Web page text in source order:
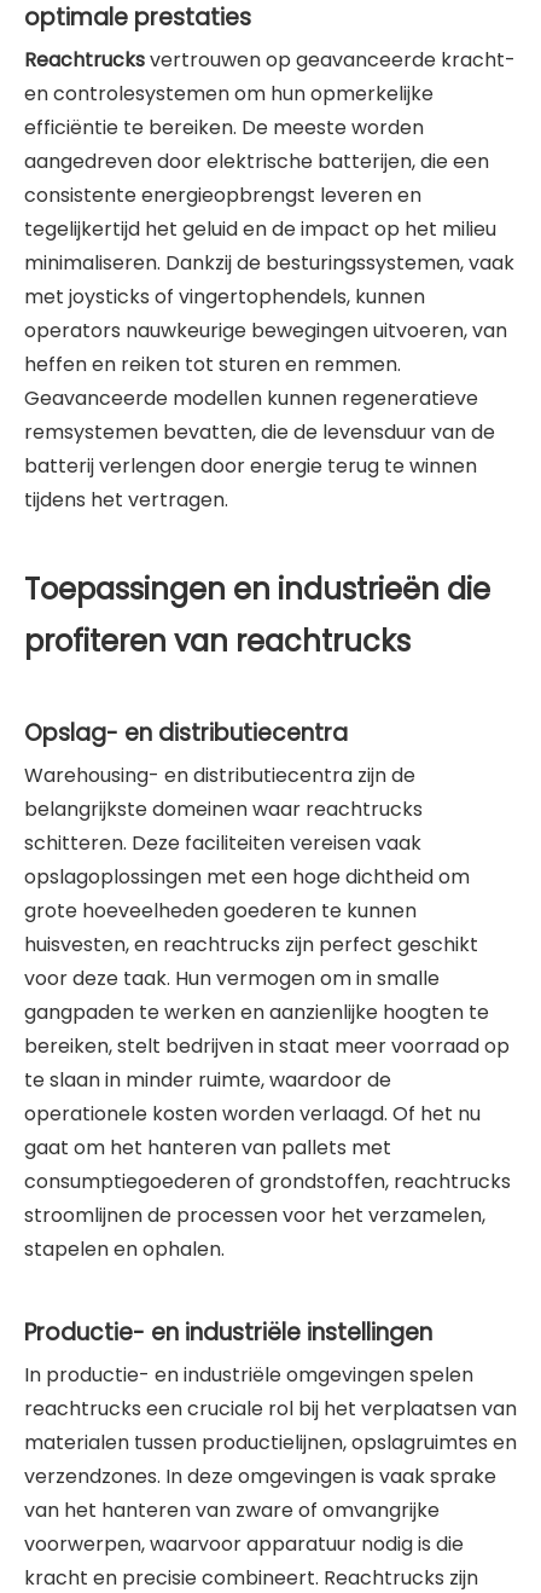
optimale prestaties
Reachtrucksvertrouwen op geavanceerde kracht-
en controlesystemen om hun opmerkelijke
efficiëntie te bereiken. De meeste worden
aangedreven door elektrische batterijen, die een
consistente energieopbrengst leveren en
tegelijkertijd het geluid en de impact op het milieu
minimaliseren. Dankzij de besturingssystemen, vaak
met joysticks of vingertophendels, kunnen
operators nauwkeurige bewegingen uitvoeren, van
heffen en reiken tot sturen en remmen.
Geavanceerde modellen kunnen regeneratieve
remsystemen bevatten, die de levensduur van de
batterij verlengen door energie terug te winnen
tijdens het vertragen.
Toepassingen en industrieën die
profiteren van reachtrucks
Opslag- en distributiecentra
Warehousing- en distributiecentra zijn de
belangrijkste domeinen waar reachtrucks
schitteren. Deze faciliteiten vereisen vaak
opslagoplossingen met een hoge dichtheid om
grote hoeveelheden goederen te kunnen
huisvesten, en reachtrucks zijn perfect geschikt
voor deze taak. Hun vermogen om in smalle
gangpaden te werken en aanzienlijke hoogten te
bereiken, stelt bedrijven in staat meer voorraad op
te slaan in minder ruimte, waardoor de
operationele kosten worden verlaagd. Of het nu
gaat om het hanteren van pallets met
consumptiegoederen of grondstoffen, reachtrucks
stroomlijnen de processen voor het verzamelen,
stapelen en ophalen.
Productie- en industriële instellingen
In productie- en industriële omgevingen spelen
reachtrucks een cruciale rol bij het verplaatsen van
materialen tussen productielijnen, opslagruimtes en
verzendzones. In deze omgevingen is vaak sprake
van het hanteren van zware of omvangrijke
voorwerpen, waarvoor apparatuur nodig is die
kracht en precisie combineert. Reachtrucks zijn